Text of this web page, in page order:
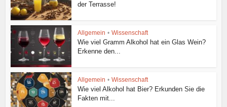
der Terrasse!
Allgemein • Wissenschaft
Wie viel Gramm Alkohol hat ein Glas Wein?
Erkenne den...
Allgemein • Wissenschaft
Wie viel Alkohol hat Bier? Erkunden Sie die
Fakten mit...